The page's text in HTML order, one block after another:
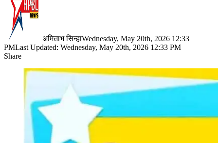
अमिताभ सिन्हाWednesday, May 20th, 2026 12:33
PMLast Updated: Wednesday, May 20th, 2026 12:33 PM
Share